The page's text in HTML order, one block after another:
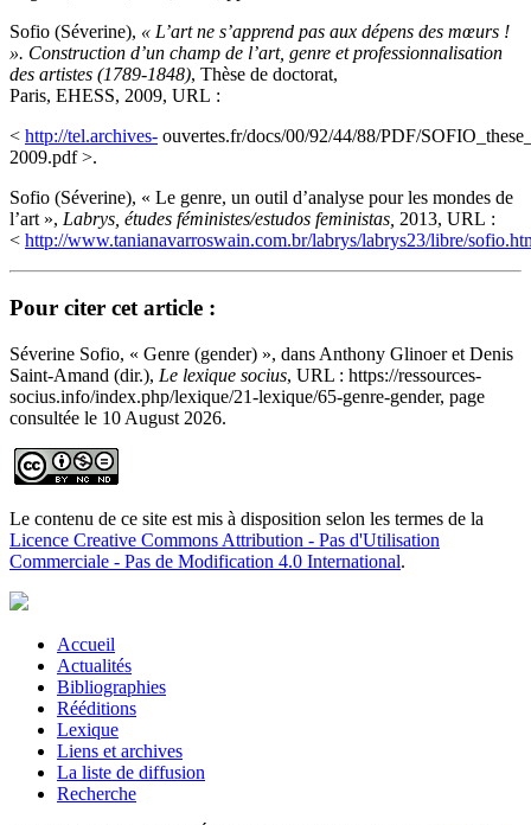
Sofio (Séverine), « L’art ne s’apprend pas aux dépens des mœurs !
». Construction d’un champ de l’art, genre et professionnalisation
des artistes (1789-1848), Thèse de doctorat,
Paris, EHESS, 2009, URL :
< http://tel.archives- ouvertes.fr/docs/00/92/44/88/PDF/
2009.pdf >.
Sofio (Séverine), « Le genre, un outil d’analyse pour les mondes de
l’art », Labrys, études féministes/estudos feministas, 2013, URL :
< http://www.tanianavarroswain.com.br/labrys/labrys23/libre/
Pour citer cet article :
Séverine Sofio, « Genre (gender) », dans Anthony Glinoer et Denis
Saint-Amand (dir.), Le lexique socius, URL : https://ressources-
socius.info/index.php/lexique/21-lexique/65-genre-gender, page
consultée le 10 August 2026.
Le contenu de ce site est mis à disposition selon les termes de la
Licence Creative Commons Attribution - Pas d'Utilisation
Commerciale - Pas de Modification 4.0 International.
Accueil
Actualités
Bibliographies
Rééditions
Lexique
Liens et archives
La liste de diffusion
Recherche